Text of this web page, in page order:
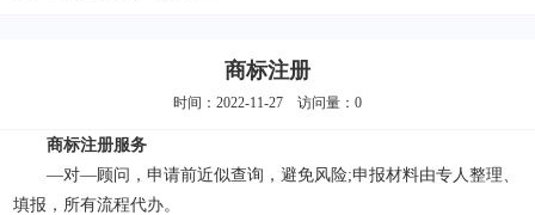
商标注册
时间：2022-11-27 访问量： 0
商标注册服务
—对—顾问，申请前近似查询，避免风险;申报材料由专人整理、
填报，所有流程代办。